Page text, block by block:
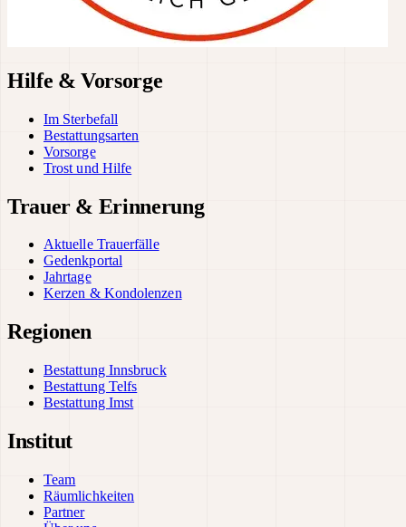
Hilfe & Vorsorge
Im Sterbefall
Bestattungsarten
Vorsorge
Trost und Hilfe
Trauer & Erinnerung
Aktuelle Trauerfälle
Gedenkportal
Jahrtage
Kerzen & Kondolenzen
Regionen
Bestattung Innsbruck
Bestattung Telfs
Bestattung Imst
Institut
Team
Räumlichkeiten
Partner